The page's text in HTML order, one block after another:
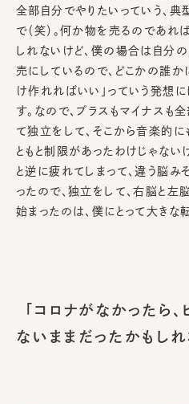
全部自分でやりたいっていう、
で（笑）。何か物を売るのであれ
しれないけど、僕の場合は自分
売にしているので、どこかの誰
け作れればいい」っていう発想
す。なので、プラスもマイナスも
て独立をして、そこから音楽的に
ともと制限があったわけじゃない
と逆に疲れてしまって、違う脳み
ったので、独立をして、右脳と
始まったのは、僕にとって大きな
「コロナがなかったら
ないままだったかもしれ